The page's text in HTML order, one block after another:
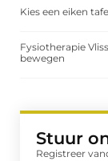
Kies een eiken
Fysiotherapie
bewegen
Stuur
Registreer